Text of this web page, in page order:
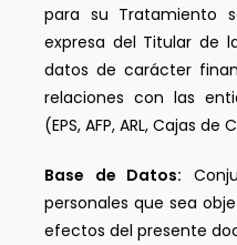
para su Tratamiento
expresa del Titular de
datos de carácter
relaciones con las
(EPS, AFP, ARL, Cajas
Base de Datos:
personales que sea
efectos del presente